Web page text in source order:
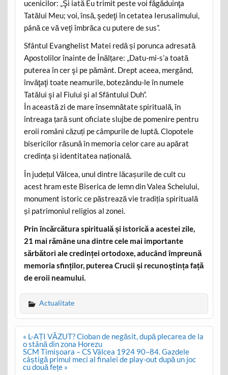
ucenicilor: „Şi iată Eu trimit peste voi făgăduinţa
Tatălui Meu; voi, însă, şedeţi în cetatea Ierusalimului,
până ce vă veţi îmbrăca cu putere de sus”.
Sfântul Evanghelist Matei redă și porunca adresată
Apostolilor înainte de Înălțare: „Datu-mi-s’a toată
puterea în cer şi pe pământ. Drept aceea, mergând,
învăţaţi toate neamurile, botezându-le în numele
Tatălui şi al Fiului şi al Sfântului Duh”.
În această zi de mare însemnătate spirituală, în
întreaga țară sunt oficiate slujbe de pomenire pentru
eroii români căzuți pe câmpurile de luptă. Clopotele
bisericilor răsună în memoria celor care au apărat
credința și identitatea națională.
În județul Vâlcea, unul dintre lăcașurile de cult cu
acest hram este Biserica de lemn din Valea Scheiului,
monument istoric ce păstrează vie tradiția spirituală
și patrimoniul religios al zonei.
Prin încărcătura spirituală și istorică a acestei zile,
21 mai rămâne una dintre cele mai importante
sărbători ale credinței ortodoxe, aducând împreună
memoria sfinților, puterea Crucii și recunoștința față
de eroii neamului.
Actualitate
Post
navigation
« L-AȚI VĂZUT? Cioban de negăsit, după plecarea de la
o stână din zona Horezu
SCM Timișoara – CS Vâlcea 1924 90–84. Gazdele
câștigă primul meci al finalei de play-out după un joc
cu două fețe »